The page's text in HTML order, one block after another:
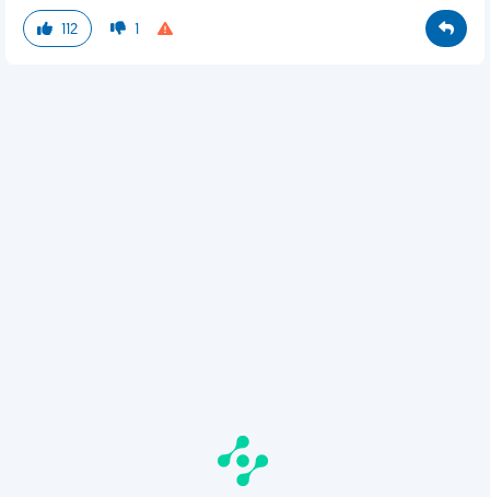
112 1